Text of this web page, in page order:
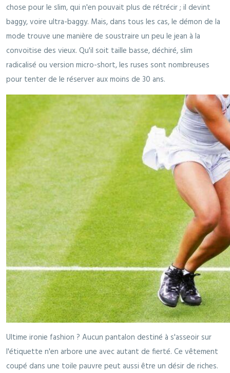
chose pour le slim, qui n'en pouvait plus de rétrécir ; il devint
baggy, voire ultra-baggy. Mais, dans tous les cas, le démon de la
mode trouve une manière de soustraire un peu le jean à la
convoitise des vieux. Qu'il soit taille basse, déchiré, slim
radicalisé ou version micro-short, les ruses sont nombreuses
pour tenter de le réserver aux moins de 30 ans.
Ultime ironie fashion ? Aucun pantalon destiné à s'asseoir sur
l'étiquette n'en arbore une avec autant de fierté. Ce vêtement
coupé dans une toile pauvre peut aussi être un désir de riches.